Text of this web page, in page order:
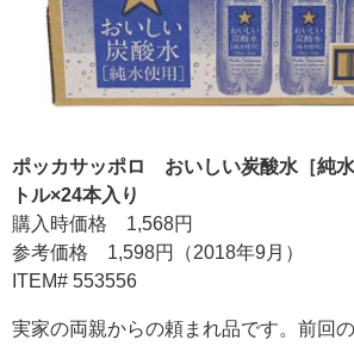
ポッカサッポロ おいしい炭酸水［純
トル×24本入り
購入時価格 1,568円
参考価格 1,598円（2018年9月）
ITEM# 553556
実家の両親からの頼まれ品です。前回の